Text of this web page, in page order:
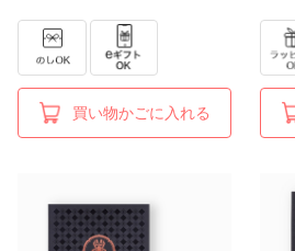
買い物かごに入れる